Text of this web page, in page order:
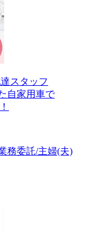
スタッフ
自家用車で
務委託/主婦(夫)